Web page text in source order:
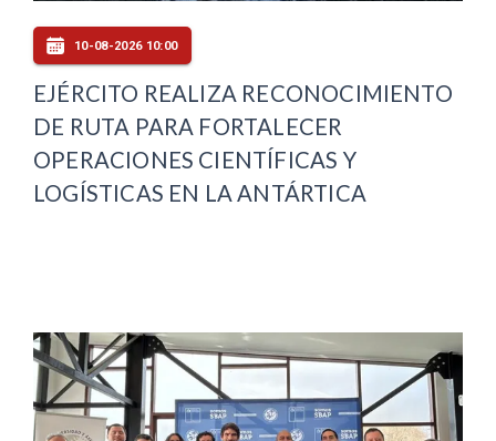
10-08-2026 10:00
EJÉRCITO REALIZA RECONOCIMIENTO
DE RUTA PARA FORTALECER
OPERACIONES CIENTÍFICAS Y
LOGÍSTICAS EN LA ANTÁRTICA